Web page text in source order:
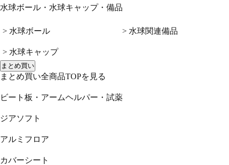
水球ボール・水球キャップ・備品
> 水球ボール
> 水球キャップ
> 水球関連備品
まとめ買い
まとめ買い全商品TOPを見る
ビート板・アームヘルパー・試薬
ジアソフト
アルミフロア
カバーシート